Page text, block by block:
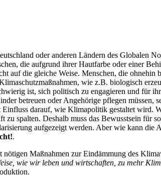
oder anderen Ländern des Globalen
die aufgrund ihrer Hautfarbe oder einer
auf die gleiche Weise. Menschen, die
wie z.B. biologisch
ist, sich politisch zu engagieren und für
betreuen oder Angehörige pflegen
Einfluss darauf, wie Klimapolitik gestaltet wird.
zu spalten. Deshalb muss das Bewusstsein
aufgezeigt werden. Aber wie kann
.
Maßnahmen zur Eindämmung des
wie wir leben und wirtschaften, zu mehr